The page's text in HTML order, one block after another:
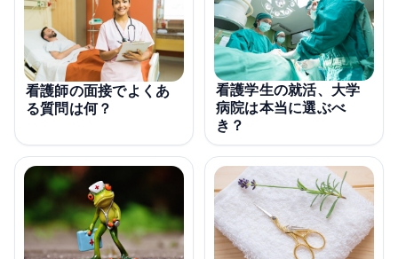
看護師の面接でよくあ
る質問は何？
看護学生の就活、大学
病院は本当に選ぶべ
き？